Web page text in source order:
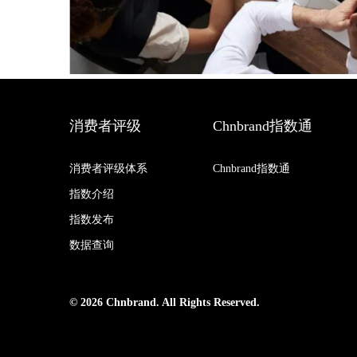
消费者评级
消费者评级体系
指数介绍
指数发布
数据查询
Chnbrand指数通
Chnbrand指数通
© 2026 Chnbrand. All Rights Reserved.